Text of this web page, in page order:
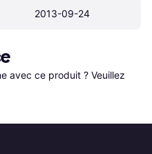
2013-09-24
avec ce produit ? Veuillez